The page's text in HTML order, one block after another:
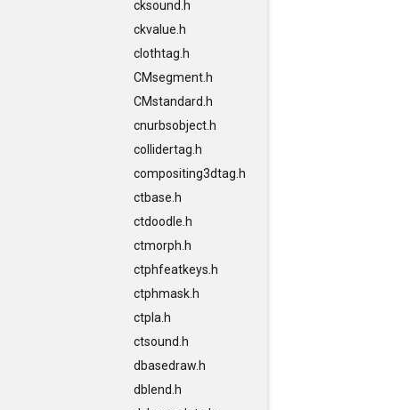
cksound.h
ckvalue.h
clothtag.h
CMsegment.h
CMstandard.h
cnurbsobject.h
collidertag.h
compositing3dtag.h
ctbase.h
ctdoodle.h
ctmorph.h
ctphfeatkeys.h
ctphmask.h
ctpla.h
ctsound.h
dbasedraw.h
dblend.h